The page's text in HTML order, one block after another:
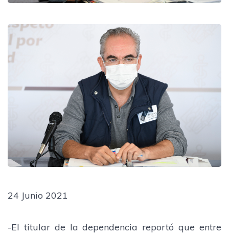
24 Junio 2021
-El titular de la dependencia reportó que entre